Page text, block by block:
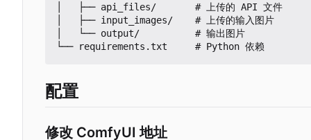
│   ├── api_files/       # 上传的 API 文件
│   ├── input_images/    # 上传的输入图片
│   └── output/          # 输出图片
配置
修改 ComfyUI 地址